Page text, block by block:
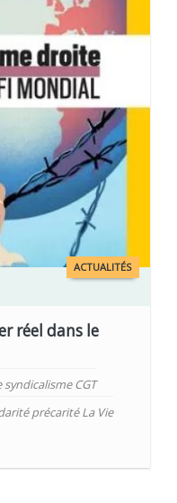
ACTUALITÉS
réel dans le
CGT
précarité La Vie